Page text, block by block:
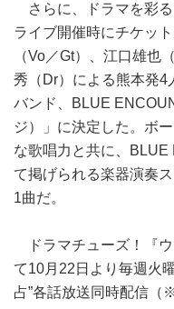
さらに、ドラマを彩
ライブ開催時にチケッ
（Vo／Gt）、江口雄也
秀（Dr）による熊本発4
バンド、BLUE
ジ）」に決定した。ボ
な歌唱力と共に、
て掲げられる楽器演奏
1曲だ。
ドラマチューズ！『
て10月22日より毎週火
占”各話放送同時配信